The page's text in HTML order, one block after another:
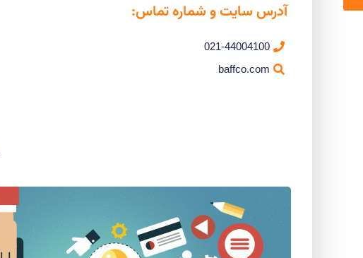
آدرس سایت و شماره تماس:
021-44004100
baffco.com